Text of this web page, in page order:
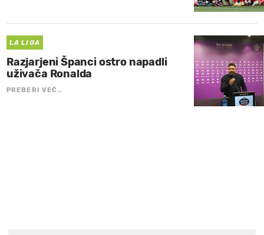
LA LIGA
Razjarjeni Španci ostro napadli
uživača Ronalda
PREBERI VEČ…